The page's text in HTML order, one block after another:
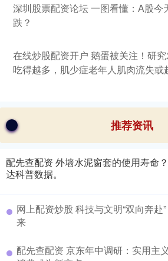
深圳股票配资论坛 一图看懂：A股今
跌？
在线炒股配资开户 鹅蛋被关注！研究
吃得越多，肌少症老年人肌肉流失或
推荐资讯
配先查配资 外墙水泥窗套的使用寿命
达科普数据。
网上配资炒股 科技与文明“双向奔赴
来
配先查配资 京东年中调研：实用主